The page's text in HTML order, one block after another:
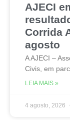
AJECI
Corrida
agosto
A AJECI –
Civis, em
LEIA MAIS »
4 agosto, 2026